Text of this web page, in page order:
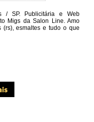
/ SP. Publicitária e Web
Migs da Salon Line. Amo
(rs), esmaltes e tudo o que